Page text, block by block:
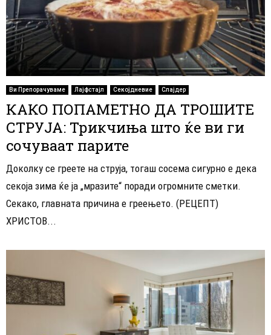
Ви Препорачуваме Лајфстајл Секојдневие Слајдер
КАКО ПОПАМЕТНО ДА ТРОШИТЕ
СТРУЈА: Трикчиња што ќе ви ги
сочуваат парите
Доколку се греете на струја, тогаш сосема сигурно е дека
секоја зима ќе ја „мразите“ поради огромните сметки.
Секако, главната причина е греењето. (РЕЦЕПТ)
ХРИСТОВ...